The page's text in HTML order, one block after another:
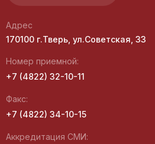
Адрес
170100 г.Тверь, ул.Советская, 33
Номер приемной:
+7 (4822) 32-10-11
Факс:
+7 (4822) 34-10-15
Аккредитация СМИ: